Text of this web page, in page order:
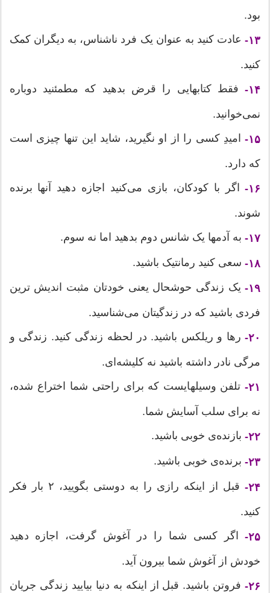
بود.
۱۳- عادت کنید به عنوان یک فرد ناشناس، به دیگران کمک
کنید.
۱۴- فقط کتابهایی را قرض بدهید که مطمئنید دوباره
نمی‌خوانید.
۱۵- امیدِ کسی را از او نگیرید، شاید این تنها چیزی است
که دارد.
۱۶- اگر با کودکان، بازی می‌کنید اجازه دهید آنها برنده
شوند.
۱۷- به آدمها یک شانس دوم بدهید اما نه سوم.
۱۸- سعی کنید رمانتیک باشید.
۱۹- یک زندگی حوشحال یعنی خودتان مثبت اندیش ترین
فردی باشید که در زندگیتان می‌شناسید.
۲۰- رها و ریلکس باشید. در لحظه زندگی کنید. زندگی و
مرگی نادر داشته باشید نه کلیشه‌ای.
۲۱- تلفن وسیله‎ایست که برای راحتی شما اختراع شده،
نه برای سلب آسایش شما.
۲۲- بازنده‌ی خوبی باشید.
۲۳- برنده‌ی خوبی باشید.
۲۴- قبل از اینکه رازی را به دوستی بگویید، ۲ بار فکر
کنید.
۲۵- اگر کسی شما را در آغوش گرفت، اجازه دهید
خودش از آغوش شما بیرون آید.
۲۶- فروتن باشید. قبل از اینکه به دنیا بیایید زندگی جریان